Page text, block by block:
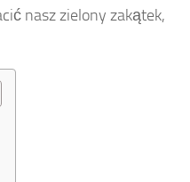
nasz zielony zakątek,